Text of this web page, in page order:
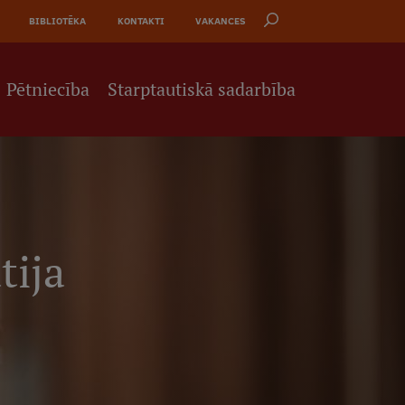
BIBLIOTĒKA KONTAKTI VAKANCES
Pētniecība Starptautiskā sadarbība